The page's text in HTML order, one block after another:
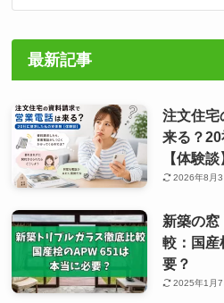
最新記事
注文住宅
来る？
【体験談
2026年8月3
新築の窓
較：国産
要？
2025年1月7